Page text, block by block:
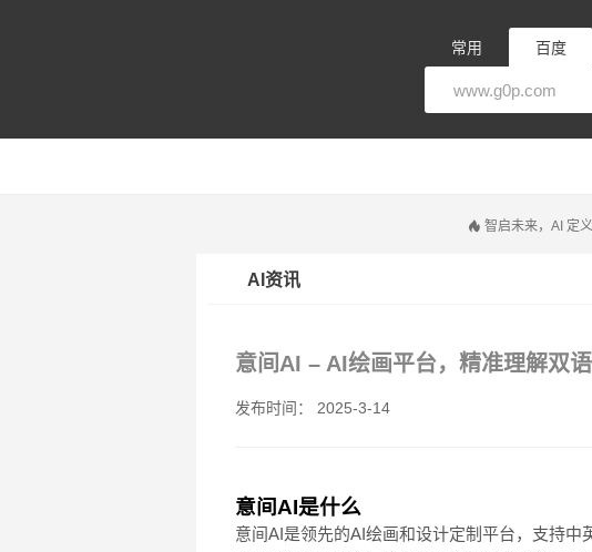
常用 百度
智启未来，AI 定义
AI资讯
意间AI – AI绘画平台，精准理解双
发布时间： 2025-3-14
意间AI是什么
意间AI是领先的AI绘画和设计定制平台，支持